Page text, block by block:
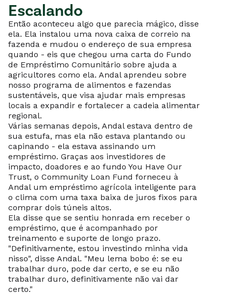
Escalando
Então aconteceu algo que parecia mágico, disse
ela. Ela instalou uma nova caixa de correio na
fazenda e mudou o endereço de sua empresa
quando - eis que chegou uma carta do Fundo
de Empréstimo Comunitário sobre ajuda a
agricultores como ela. Andal aprendeu sobre
nosso programa de alimentos e fazendas
sustentáveis, que visa ajudar mais empresas
locais a expandir e fortalecer a cadeia alimentar
regional.
Várias semanas depois, Andal estava dentro de
sua estufa, mas ela não estava plantando ou
capinando - ela estava assinando um
empréstimo. Graças aos investidores de
impacto, doadores e ao fundo You Have Our
Trust, o Community Loan Fund forneceu à
Andal um empréstimo agrícola inteligente para
o clima com uma taxa baixa de juros fixos para
comprar dois túneis altos.
Ela disse que se sentiu honrada em receber o
empréstimo, que é acompanhado por
treinamento e suporte de longo prazo.
"Definitivamente, estou investindo minha vida
nisso", disse Andal. "Meu lema bobo é: se eu
trabalhar duro, pode dar certo, e se eu não
trabalhar duro, definitivamente não vai dar
certo."